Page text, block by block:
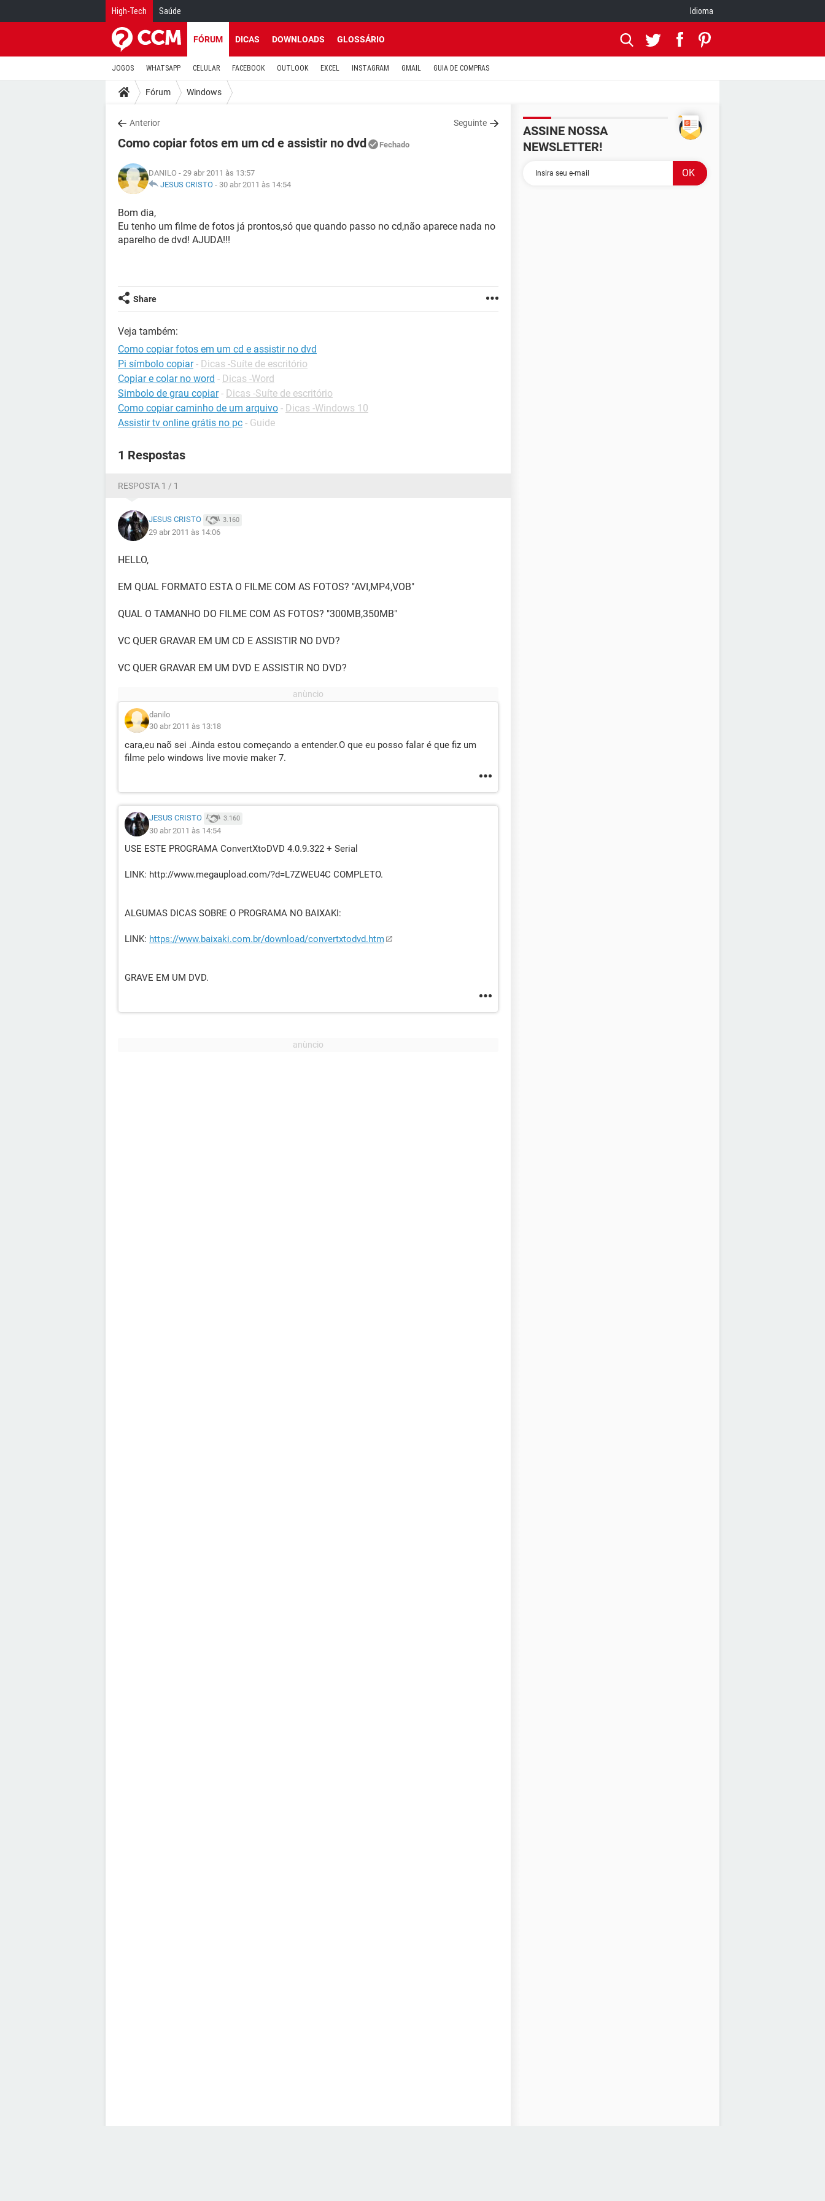
High-Tech Saúde Idioma
FÓRUM DICAS DOWNLOADS GLOSSÁRIO
JOGOS WHATSAPP CELULAR FACEBOOK OUTLOOK EXCEL INSTAGRAM GMAIL GUIA DE COMPRAS
Fórum Windows
Anterior Seguinte
Como copiar fotos em um cd e assistir no dvd Fechado
DANILO - 29 abr 2011 às 13:57
JESUS CRISTO - 30 abr 2011 às 14:54
Bom dia,
Eu tenho um filme de fotos já prontos,só que quando passo no cd,não aparece nada no
aparelho de dvd! AJUDA!!!
Share
Veja também:
Como copiar fotos em um cd e assistir no dvd
Pi símbolo copiar - Dicas -Suíte de escritório
Copiar e colar no word - Dicas -Word
Simbolo de grau copiar - Dicas -Suíte de escritório
Como copiar caminho de um arquivo - Dicas -Windows 10
Assistir tv online grátis no pc - Guide
1 Respostas
RESPOSTA 1 / 1
JESUS CRISTO 3.160
29 abr 2011 às 14:06
HELLO,
EM QUAL FORMATO ESTA O FILME COM AS FOTOS? "AVI,MP4,VOB"
QUAL O TAMANHO DO FILME COM AS FOTOS? "300MB,350MB"
VC QUER GRAVAR EM UM CD E ASSISTIR NO DVD?
VC QUER GRAVAR EM UM DVD E ASSISTIR NO DVD?
danilo
30 abr 2011 às 13:18
cara,eu naõ sei .Ainda estou começando a entender.O que eu posso falar é que fiz um
filme pelo windows live movie maker 7.
JESUS CRISTO 3.160
30 abr 2011 às 14:54
USE ESTE PROGRAMA ConvertXtoDVD 4.0.9.322 + Serial
LINK: http://www.megaupload.com/?d=L7ZWEU4C COMPLETO.
ALGUMAS DICAS SOBRE O PROGRAMA NO BAIXAKI:
LINK: https://www.baixaki.com.br/download/convertxtodvd.htm
GRAVE EM UM DVD.
ASSINE NOSSA
NEWSLETTER!